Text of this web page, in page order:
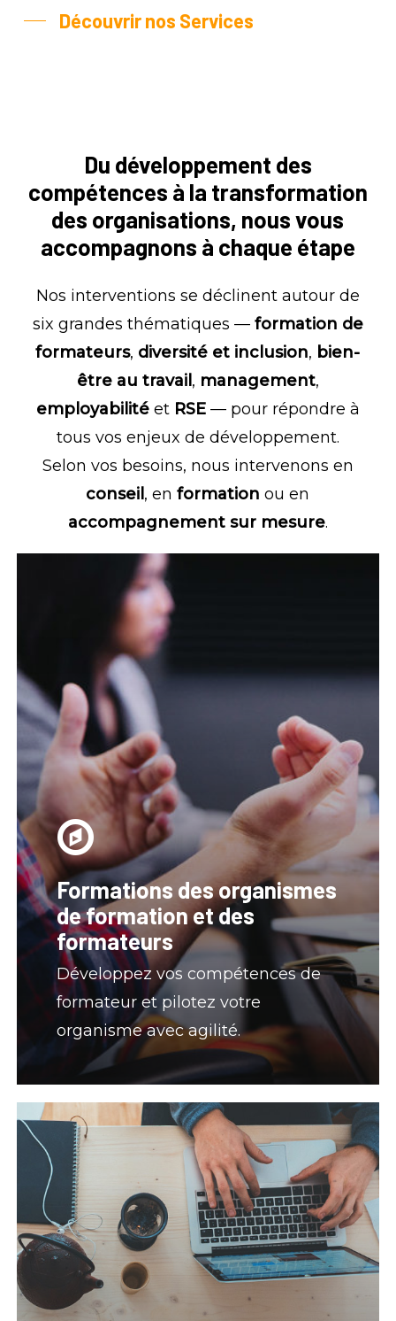
Découvrir nos Services
Du développement des
compétences à la transformation
des organisations, nous vous
accompagnons à chaque étape
Nos interventions se déclinent autour de
six grandes thématiques — formation de
formateurs, diversité et inclusion, bien-
être au travail, management,
employabilitéet RSE— pour répondre à
tous vos enjeux de développement.
Selon vos besoins, nous intervenons en
conseil, enformation ou en
accompagnement sur mesure.
Formations des organismes
de formation et des
formateurs
Développez vos compétences de
formateur et pilotez votre
organisme avec agilité.
Nos
formations
professionnelles